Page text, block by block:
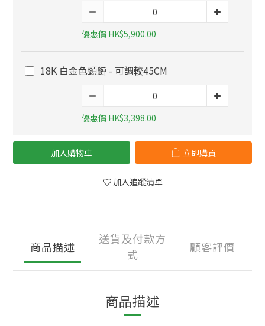
優惠價 HK$5,900.00
18K 白金色頸鏈 - 可調較45CM
優惠價 HK$3,398.00
加入購物車 立即購買
加入追蹤清單
商品描述
送貨及付款方
式
顧客評價
商品描述